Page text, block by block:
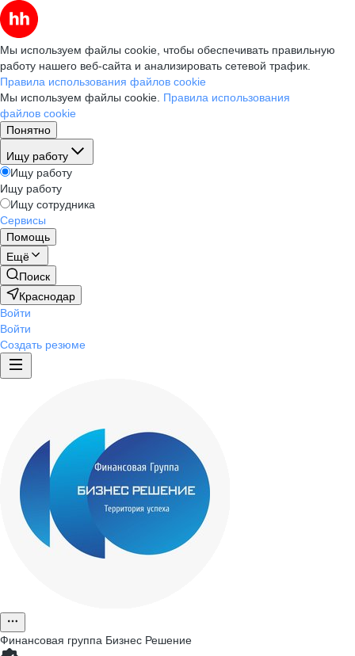
Мы используем файлы cookie, чтобы обеспечивать правильную
работу нашего веб-сайта и анализировать сетевой трафик.
Правила использования файлов cookie
Мы используем файлы cookie. Правила использования
файлов cookie
Понятно
Ищу работу
Ищу работу
Ищу работу
Ищу сотрудника
Сервисы
Помощь
Ещё
Поиск
Краснодар
Войти
Войти
Создать резюме
Финансовая группа Бизнес Решение